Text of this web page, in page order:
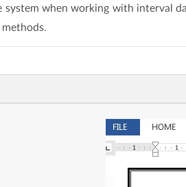
system when working with interval